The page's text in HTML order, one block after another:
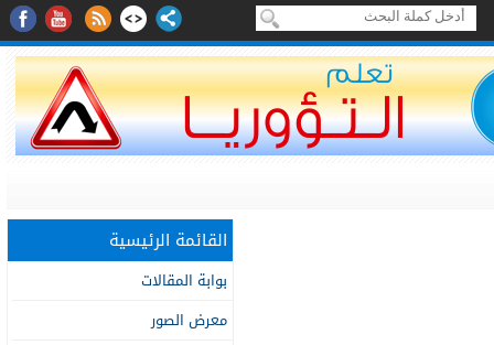
القائمة الرئيسية
بوابة المقالات
معرض الصور